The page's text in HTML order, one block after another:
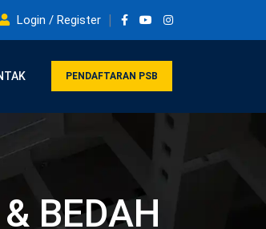
Login / Register
PENDAFTARAN PSB
BEDAH